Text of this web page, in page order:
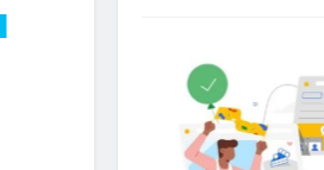
Đồng Chí
Jun 22,